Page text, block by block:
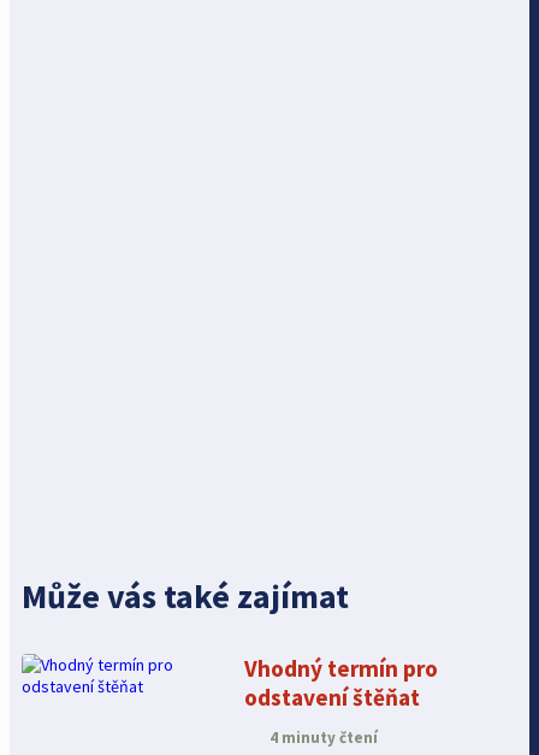
Může vás také zajímat
Vhodný termín pro
odstavení štěňat
4 minuty čtení